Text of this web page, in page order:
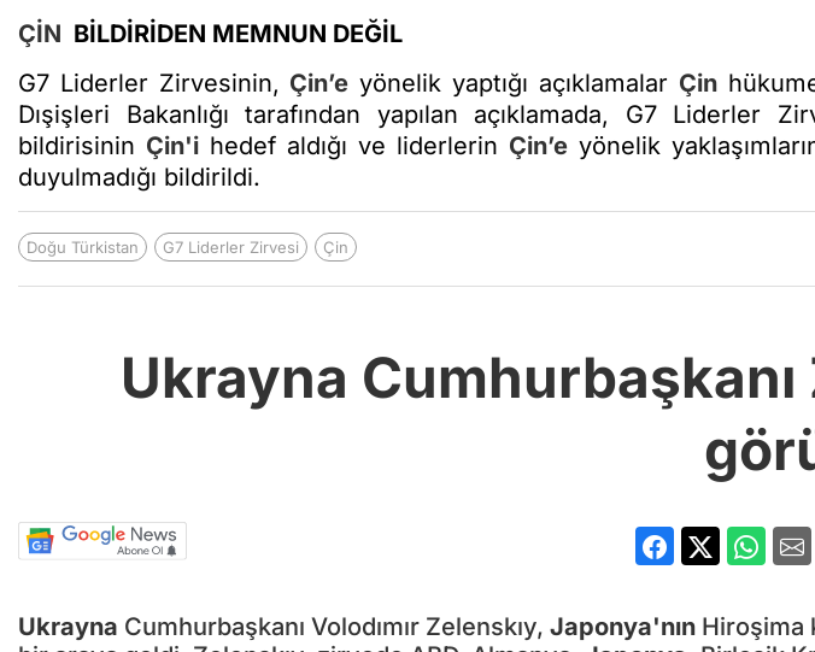
ÇİN BİLDİRİDEN MEMNUN DEĞİL
G7 Liderler Zirvesinin, Çin’e yönelik yaptığı açıklamalar Çin
Dışişleri Bakanlığı tarafından yapılan açıklamada, G7 Liderler
bildirisinin Çin'i hedef aldığı ve liderlerin Çin’e yönelik
duyulmadığı bildirildi.
Doğu Türkistan G7 Liderler Zirvesi Çin
Ukrayna
Ukrayna Cumhurbaşkanı Volodımır Zelenskıy, Japonya'nın Hiroşima